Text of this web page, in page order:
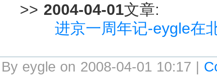
>> 2004-04-01文章:
进京一周年记-eygle在
By eygle on 2008-04-01 10:17 |